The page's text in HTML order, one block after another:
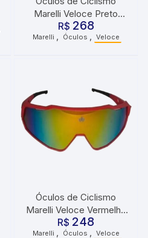
Marelli Veloce Preto
com 3 Lentes
R$ 268
Marelli , Óculos , Veloce
Óculos de Ciclismo
Marelli Veloce Vermelho
com 3 Lentes
R$ 248
Marelli Óculos Veloce